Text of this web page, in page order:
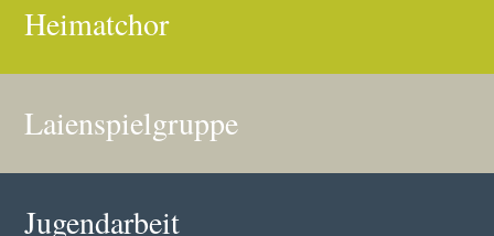
Heimatchor
Laienspielgruppe
Jugendarbeit